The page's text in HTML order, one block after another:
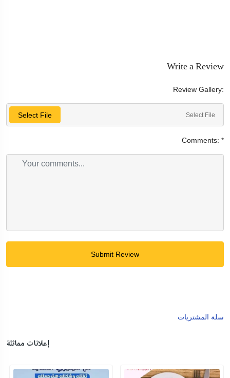
Write a Review
Review Gallery:
Select File Select File
Comments: *
Submit Review
سلة المشتريات
إعلانات مماثلة